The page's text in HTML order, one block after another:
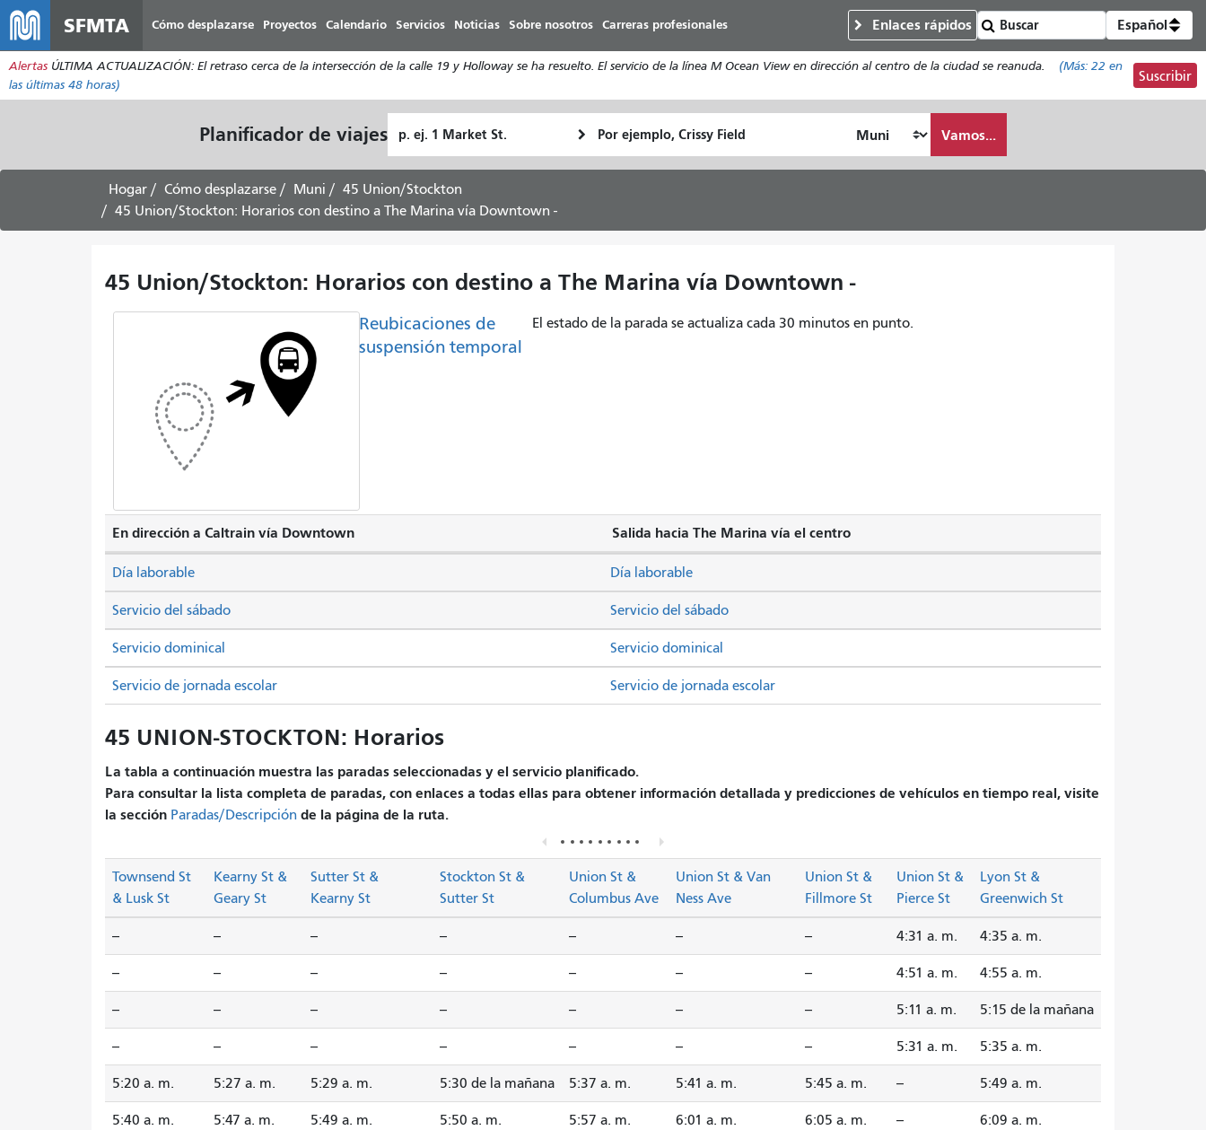
al
contenido
SFMTA Cómo desplazarse Proyectos Calendario Servicios Noticias Sobre nosotros Carreras profesionales Enlaces rápidos Español
Alertas ÚLTIMA ACTUALIZACIÓN: El retraso cerca de la intersección de la calle 19 y Holloway se ha resuelto. El servicio de la línea M Ocean View en dirección al centro de la ciudad se reanuda. (Más: 22 en
las últimas 48 horas)
Suscribir
Planificador de viajes de
partida
Cómo
quiero
Vamos...
Hogar Cómo desplazarse Muni
45 Union/Stockton
45 Union/Stockton: Horarios con destino a The Marina vía Downtown -
45 Union/Stockton: Horarios con destino a The Marina vía Downtown -
Reubicaciones de
suspensión temporal
El estado de la parada se actualiza cada 30 minutos en punto.
En dirección a Caltrain vía Downtown Salida hacia The Marina vía el centro
Servicio del sábado Servicio del sábado
Servicio dominical Servicio dominical
Día laborable Día laborable
Servicio de jornada escolar Servicio de jornada escolar
45 UNION-STOCKTON: Horarios
La tabla a continuación muestra las paradas seleccionadas y el servicio planificado.
Para consultar la lista completa de paradas, con enlaces a todas ellas para obtener información detallada y predicciones de vehículos en tiempo real, visite
la sección Paradas/Descripción de la página de la ruta.
Townsend St
& Lusk St
Kearny St &
Geary St
Sutter St &
Kearny St
Stockton St &
Sutter St
Union St &
Columbus Ave
Union St & Van
Ness Ave
Union St &
Fillmore St
Union St &
Pierce St
Lyon St &
Greenwich St
-- -- -- -- -- -- -- 4:31 a. m. 4:35 a. m.
-- -- -- -- -- -- -- 4:51 a. m. 4:55 a. m.
-- -- -- -- -- -- -- 5:11 a. m. 5:15 de la mañana
-- -- -- -- -- -- -- 5:31 a. m. 5:35 a. m.
5:20 a. m. 5:27 a. m. 5:29 a. m. 5:30 de la mañana 5:37 a. m. 5:41 a. m. 5:45 a. m. -- 5:49 a. m.
5:40 a. m. 5:47 a. m. 5:49 a. m. 5:50 a. m. 5:57 a. m. 6:01 a. m. 6:05 a. m. -- 6:09 a. m.